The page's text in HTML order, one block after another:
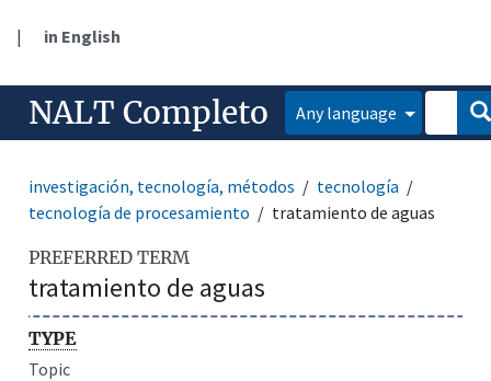
| in English
NALT Completo Any language
investigación, tecnología, métodos
tecnología
tecnología de procesamiento
tratamiento de aguas
PREFERRED TERM
tratamiento de aguas
TYPE
Topic